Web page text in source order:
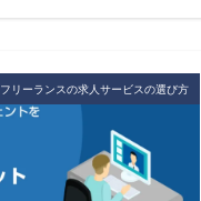
フリーランスの求人サービスの選び方